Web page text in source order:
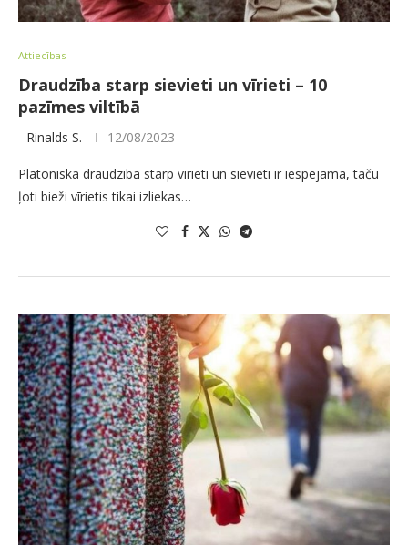
Attiecības
Draudzība starp sievieti un vīrieti – 10
pazīmes viltībā
- Rinalds S. 12/08/2023
Platoniska draudzība starp vīrieti un sievieti ir iespējama, taču
ļoti bieži vīrietis tikai izliekas…